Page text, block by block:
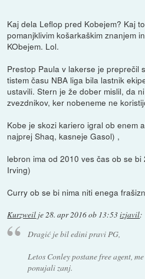
Kaj dela Leflop pred Kobejem? Kaj
pomanjklivim košarkaškim znanjem
KObejem. Lol.
Prestop Paula v lakerse je preprečil
tistem času NBA liga bila lastnik
ustavili. Stern je že dober mislil, da
zvezdnikov, ker nobeneme ne
Kobe je skozi kariero igral ob enem
najprej Shaq, kasneje Gasol) ,
lebron ima od 2010 ves čas ob se
Irving)
Curry ob se bi nima niti enega
Kurzweil je 28. apr 2016 ob 13:53izjavil:
Dragić je bil edini pravi PG,
Letos Conley postane free agent,
ponujali zanj.